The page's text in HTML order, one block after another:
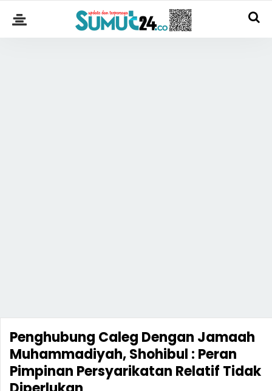
Penghubung Caleg Dengan Jamaah
Muhammadiyah, Shohibul : Peran
Pimpinan Persyarikatan Relatif Tidak